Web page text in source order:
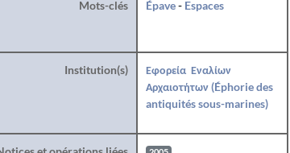
Mots-clés Épave- Espaces
Institution(s)
Εφορεία Εναλίων
Αρχαιοτήτων (Éphorie des
antiquités sous-marines)